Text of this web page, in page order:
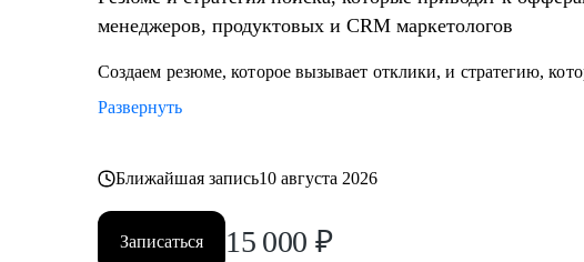
менеджеров, продуктовых и CRM маркетологов
Создаем резюме, которое вызывает отклики, и стратегию,
Развернуть
Ближайшая запись10 августа 2026
Записаться 15 000 ₽